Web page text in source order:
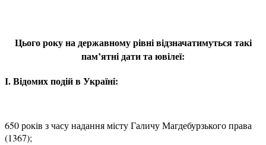
Цього року на державному рівні відзначатимуться такі
пам’ятні дати та ювілеї:
І. Відомих подій в Україні:
650 років з часу надання місту Галичу Магдебурзького права
(1367);